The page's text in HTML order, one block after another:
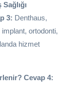
3: Denthaus,
ortodonti,
hizmet
Cevap 4: